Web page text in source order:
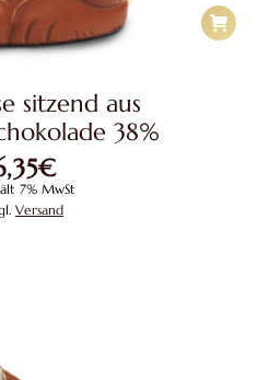
sitzend aus
38%
€
7% MwSt
Versand